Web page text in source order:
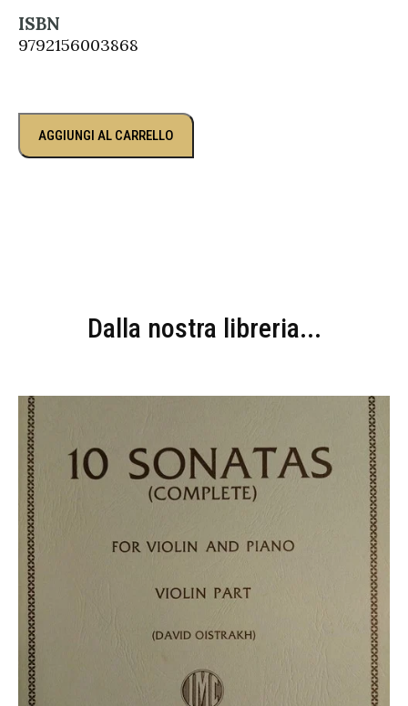
ISBN
9792156003868
AGGIUNGI AL CARRELLO
Dalla nostra libreria...